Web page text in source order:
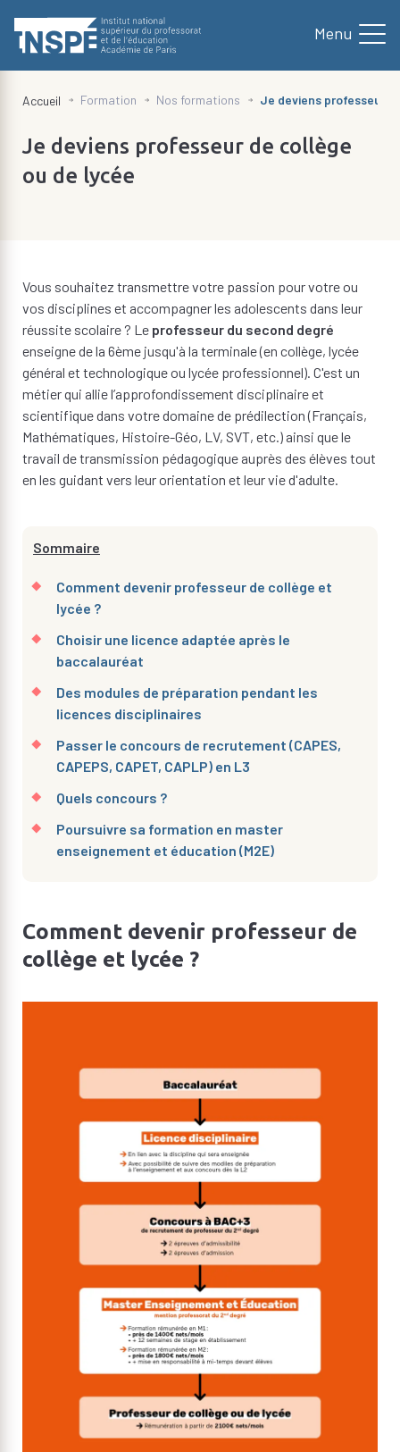
contenu
principal
d'Ariane
Accueil Formation Nos formations Je deviens professeur
Je deviens professeur de collège
ou de lycée
Vous souhaitez transmettre votre passion pour votre ou
vos disciplines et accompagner les adolescents dans leur
réussite scolaire ? Le professeur du second degré
enseigne de la 6ème jusqu'à la terminale (en collège, lycée
général et technologique ou lycée professionnel). C'est un
métier qui allie l’approfondissement disciplinaire et
scientifique dans votre domaine de prédilection (Français,
Mathématiques, Histoire-Géo, LV, SVT, etc.) ainsi que le
travail de transmission pédagogique auprès des élèves tout
en les guidant vers leur orientation et leur vie d'adulte.
Sommaire
Comment devenir professeur de collège et
lycée ?
Choisir une licence adaptée après le
baccalauréat
Des modules de préparation pendant les
licences disciplinaires
Passer le concours de recrutement (CAPES,
CAPEPS, CAPET, CAPLP) en L3
Quels concours ?
Poursuivre sa formation en master
enseignement et éducation (M2E)
Comment devenir professeur de
collège et lycée ?